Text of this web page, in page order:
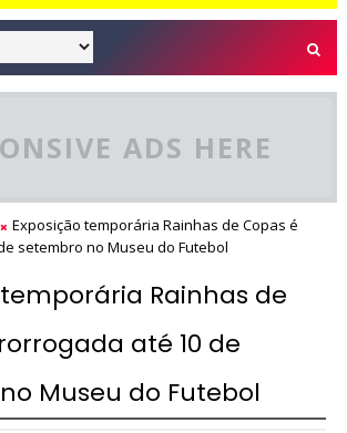
ADS HERE
Exposição temporária Rainhas de Copas é
setembro no Museu do Futebol
Rainhas de
até 10 de
Museu do Futebol